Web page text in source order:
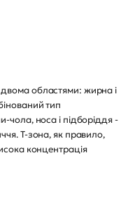
областями: жирна і
тип
чола, носа і підборіддя -
Т-зона, як правило,
концентрація